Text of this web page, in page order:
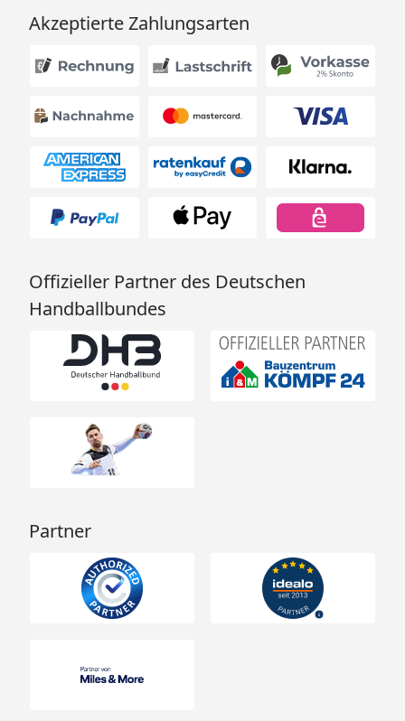
Akzeptierte Zahlungsarten
Offizieller Partner des Deutschen
Handballbundes
Partner